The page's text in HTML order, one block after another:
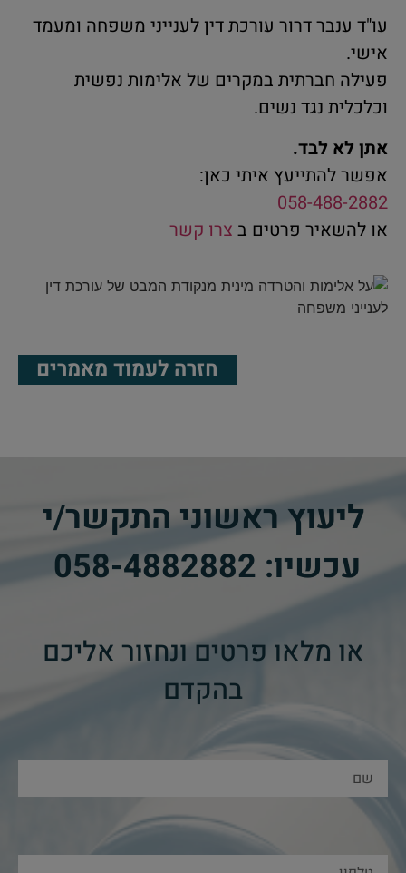
עו"ד ענבר דרור עורכת דין לענייני משפחה ומעמד
אישי.
פעילה חברתית במקרים של אלימות נפשית
וכלכלית נגד נשים.
אתן לא לבד.
אפשר להתייעץ איתי כאן:
058-488-2882
או להשאיר פרטים ב צרו קשר
חזרה לעמוד מאמרים
ליעוץ ראשוני התקשר/י
עכשיו: 058-4882882
​
או מלאו פרטים ונחזור אליכם
בהקדם